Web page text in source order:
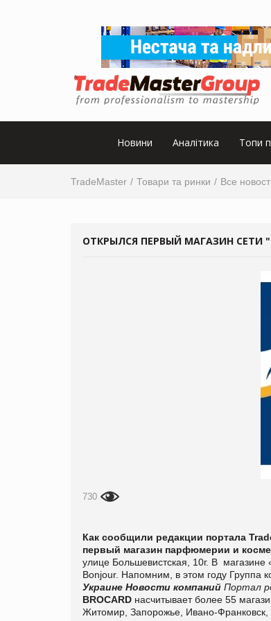
Новини Аналітика Топи
TradeMaster Товари та ринки Все
ОТКРЫЛСЯ ПЕРВЫЙ МАГАЗИН СЕТИ
730
Как сообщили редакции портала
первый магазин парфюмерии и
улице Большевистская, 10г. В магазине
Bonjour. Напомним, в этом году Группа
Украине Новости компаний Портал
BROCARD насчитывает более 55
Житомир, Запорожье, Ивано-Франковск,